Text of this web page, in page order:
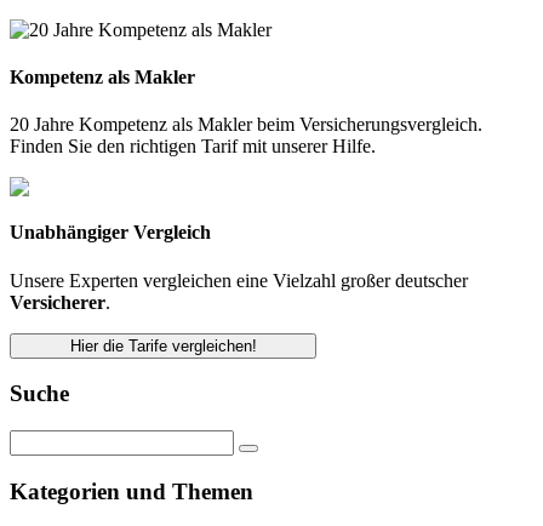
Kompetenz als Makler
20 Jahre Kompetenz als Makler beim Versicherungsvergleich.
Finden Sie den richtigen Tarif mit unserer Hilfe.
Unabhängiger Vergleich
Unsere Experten vergleichen eine Vielzahl großer deutscher
Versicherer.
Hier die Tarife vergleichen!
Suche
Kategorien und Themen